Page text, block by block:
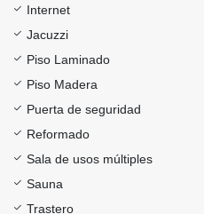
Internet
Jacuzzi
Piso Laminado
Piso Madera
Puerta de seguridad
Reformado
Sala de usos múltiples
Sauna
Trastero